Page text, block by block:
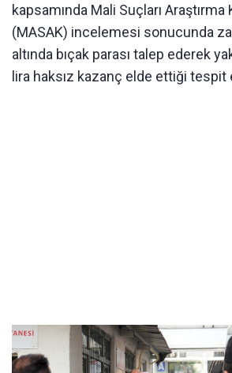
kapsamında Mali Suçları
(MASAK) incelemesi sonucunda
altında bıçak parası talep ederek
lira haksız kazanç elde ettiği tespit